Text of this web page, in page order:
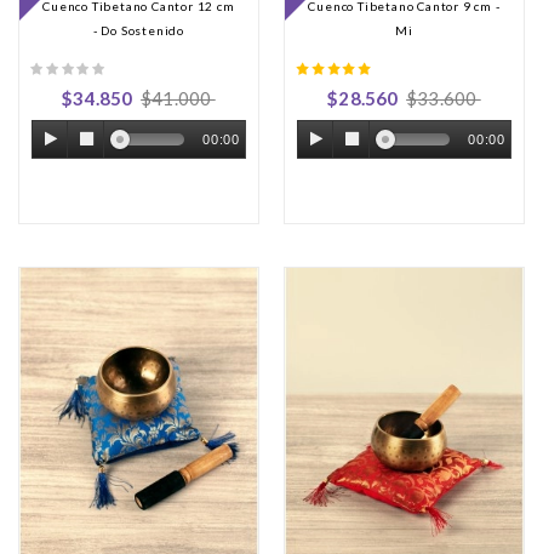
Cuenco Tibetano Cantor 12 cm
- Do Sostenido
$34.850 $41.000
00:00
Cuenco Tibetano Cantor 9 cm -
Mi
$28.560 $33.600
00:00